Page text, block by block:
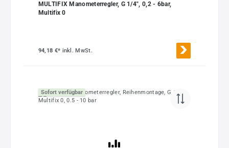
MULTIFIX Manometerregler, G 1/4", 0,2 - 6bar,
Multifix 0
94,18 €* inkl. MwSt.
Sofort verfügbar